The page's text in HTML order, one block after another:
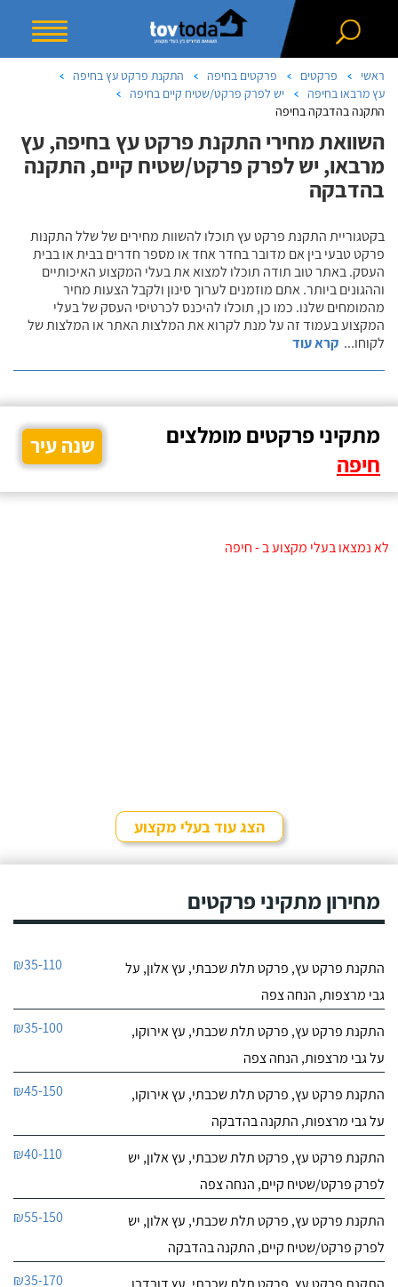
ראשי פרקטים פרקטים בחיפה
התקנת פרקט עץ בחיפה
עץ מרבאו בחיפה
יש לפרק פרקט/שטיח קיים בחיפה
התקנה בהדבקה בחיפה
השוואת מחירי התקנת פרקט עץ בחיפה, עץ
מרבאו, יש לפרק פרקט/שטיח קיים, התקנה
בהדבקה
בקטגוריית התקנת פרקט עץ תוכלו להשוות מחירים של שלל התקנות
פרקט טבעי בין אם מדובר בחדר אחד או מספר חדרים בבית או בבית
העסק. באתר טוב תודה תוכלו למצוא את בעלי המקצוע האיכותיים
וההגונים ביותר. אתם מוזמנים לערוך סינון ולקבל הצעות מחיר
מהמומחים שלנו. כמו כן, תוכלו להיכנס לכרטיסי העסק של בעלי
המקצוע בעמוד זה על מנת לקרוא את המלצות האתר או המלצות של
לקוחו... קרא עוד
מתקיני פרקטים מומלצים
חיפה
שנה עיר
לא נמצאו בעלי מקצוע ב - חיפה
הצג עוד בעלי מקצוע
מחירון מתקיני פרקטים
התקנת פרקט עץ, פרקט תלת שכבתי, עץ אלון, על
גבי מרצפות, הנחה צפה
₪35-110
התקנת פרקט עץ, פרקט תלת שכבתי, עץ אירוקו,
על גבי מרצפות, הנחה צפה
₪35-100
התקנת פרקט עץ, פרקט תלת שכבתי, עץ אירוקו,
על גבי מרצפות, התקנה בהדבקה
₪45-150
התקנת פרקט עץ, פרקט תלת שכבתי, עץ אלון, יש
לפרק פרקט/שטיח קיים, הנחה צפה
₪40-110
התקנת פרקט עץ, פרקט תלת שכבתי, עץ אלון, יש
לפרק פרקט/שטיח קיים, התקנה בהדבקה
₪55-150
₪35-170